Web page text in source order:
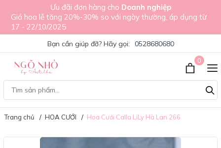
Ưu đãi đơn hàng cho Doanh nghiệp
Giá hoa lễ tăng 20%-30% so với ngày thường, áp dụng từ
17 - 22/10/2025
Bạn cần giúp đỡ? Hãy gọi: 0528680680
0
Trang chủ HOA CƯỚI Hoa Cưới Calla LiLy Hà Lan 266